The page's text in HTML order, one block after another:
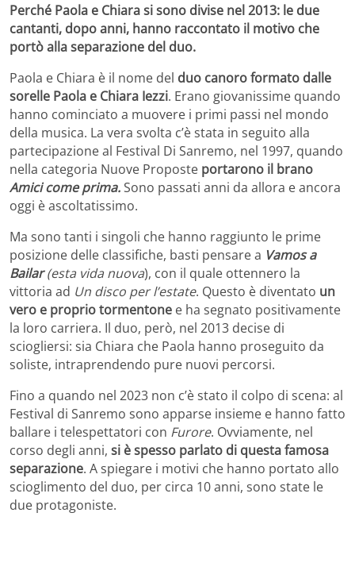
Perché Paola e Chiara si sono divise nel 2013: le due
cantanti, dopo anni, hanno raccontato il motivo che
portò alla separazione del duo.
Paola e Chiara è il nome del duo canoro formato dalle
sorelle Paola e Chiara Iezzi. Erano giovanissime quando
hanno cominciato a muovere i primi passi nel mondo
della musica. La vera svolta c’è stata in seguito alla
partecipazione al Festival Di Sanremo, nel 1997, quando
nella categoria Nuove Proposte portarono il brano
Amici come prima.Sono passati anni da allora e ancora
oggi è ascoltatissimo.
Ma sono tanti i singoli che hanno raggiunto le prime
posizione delle classifiche, basti pensare a Vamos a
Bailar(esta vida nuova), con il quale ottennero la
vittoria ad Un disco per l’estate. Questo è diventato un
vero e proprio tormentone e ha segnato positivamente
la loro carriera. Il duo, però, nel 2013 decise di
sciogliersi: sia Chiara che Paola hanno proseguito da
soliste, intraprendendo pure nuovi percorsi.
Fino a quando nel 2023 non c’è stato il colpo di scena: al
Festival di Sanremo sono apparse insieme e hanno fatto
ballare i telespettatori con Furore. Ovviamente, nel
corso degli anni, si è spesso parlato di questa famosa
separazione. A spiegare i motivi che hanno portato allo
scioglimento del duo, per circa 10 anni, sono state le
due protagoniste.